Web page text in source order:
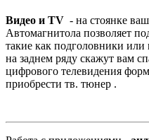
Видео и TV - на стоянке
Автомагнитола позволяет
такие как подголовники
на заднем ряду скажут вам
цифрового телевидения
приобрести тв. тюнер .